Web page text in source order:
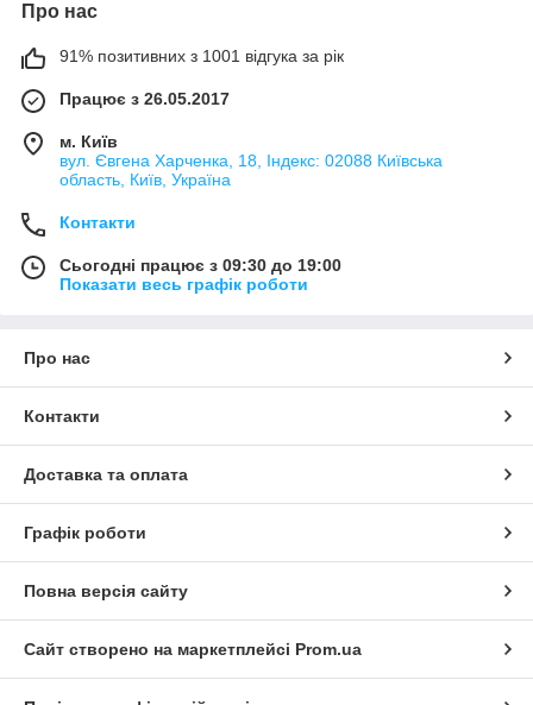
Про нас
91% позитивних з 1001 відгука за рік
Працює з 26.05.2017
м. Київ
вул. Євгена Харченка, 18, Індекс: 02088 Київська
область, Київ, Україна
Контакти
Сьогодні працює з 09:30 до 19:00
Показати весь графік роботи
Про нас
Контакти
Доставка та оплата
Графік роботи
Повна версія сайту
Сайт створено на маркетплейсі Prom.ua